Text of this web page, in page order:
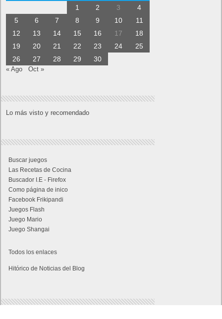
1 2 3
4
5
6 7 8 9 10
11
12
13 14 15 16 17
18
19
20 21 22 23 24
25
26
27 28 29 30
« Ago Oct »
Lo más visto y recomendado
Buscar juegos
Las Recetas de Cocina
Buscador I.E - Firefox
Como página de inico
Facebook Frikipandi
Juegos Flash
Juego Mario
Juego Shangai
Todos los enlaces
Hitórico de Noticias del Blog